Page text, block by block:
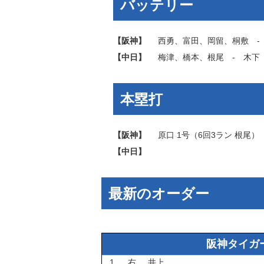
バッテリー
【阪神】 西勇 富田 岡留 桐敷 ‐
【中日】
梅津 橋本 根尾 ‐ 木下
本塁打
【阪神】 原口 1号（6回3ラン 根尾）
【中日】
最新のオーダー
阪神タイガ